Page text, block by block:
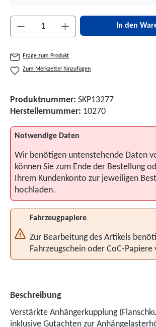
Produkt Anzahl: Gib denIn den
Frage zum Produkt
Zum Merkzettel hinzufügen
Produktnummer: SKP13277
Herstellernummer: 10270
Notwendige Daten
Wir benötigen untenstehende Daten
können Sie zum Ende der Bestellung
Ihrem Kundenkonto zur jeweiligen
hochladen.
Fahrzeugpapiere
Zur Bearbeitung des Artikels
Fahrzeugschein oder CoC-Papiere
Beschreibung
Verstärkte Anhängerkupplung
inklusive Gutachten zur